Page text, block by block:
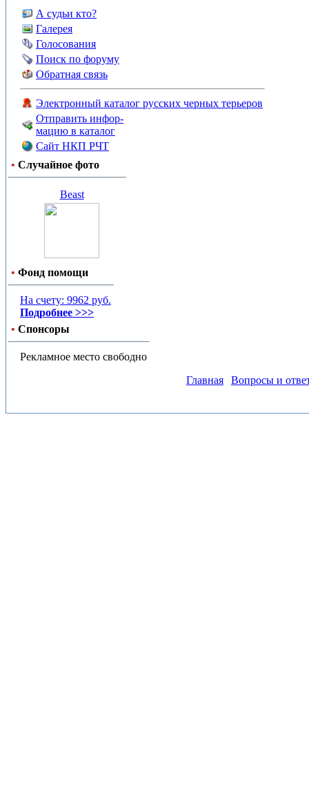
А судьи кто?
Галерея
Голосования
Поиск по форуму
Обратная связь
Электронный каталог русских черных терьеров
Отправить инфор-
мацию в каталог
Сайт НКП РЧТ
• Случайное фото
Beast
• Фонд помощи
На счету: 9962 руб.
Подробнее >>>
• Спонсоры
Рекламное место свободно
Главная
Вопросы и